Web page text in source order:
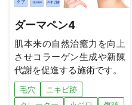
ダーマペン4
肌本来の自然治癒力を向上
させコラーゲン生成や新陳
代謝を促進する施術です。
毛穴
ニキビ跡